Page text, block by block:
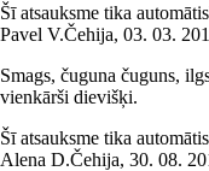
Šī atsauksme tika
Pavel V.Čehija, 03. 03.
Smags, čuguna čuguns,
vienkārši dievišķi.
Šī atsauksme tika
Alena D.Čehija, 30. 08.